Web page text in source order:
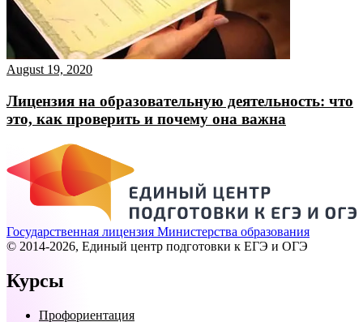
August 19, 2020
Лицензия на образовательную деятельность: что
это, как проверить и почему она важна
Государственная лицензия Министерства образования
© 2014-2026, Единый центр подготовки к ЕГЭ и ОГЭ
Курсы
Профориентация